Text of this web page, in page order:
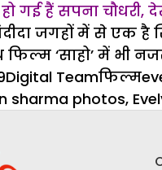
गई हैं सपना चौधरी,
जगहों में से एक है
‘साहो’ में भी
Author
Digital Teamफिल्म
sharma photos,